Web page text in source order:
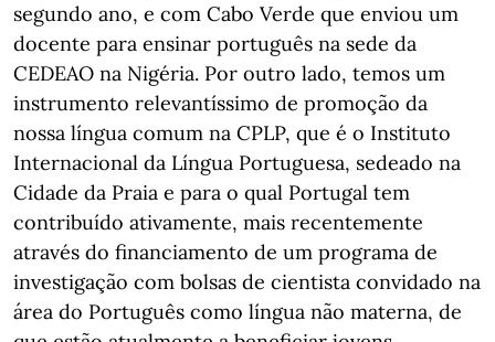
segundo ano, e com Cabo Verde que enviou um
docente para ensinar português na sede da
CEDEAO na Nigéria. Por outro lado, temos um
instrumento relevantíssimo de promoção da
nossa língua comum na CPLP, que é o Instituto
Internacional da Língua Portuguesa, sedeado na
Cidade da Praia e para o qual Portugal tem
contribuído ativamente, mais recentemente
através do financiamento de um programa de
investigação com bolsas de cientista convidado na
área do Português como língua não materna, de